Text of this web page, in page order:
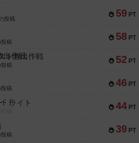
59 PT
投稿
58 PT
投稿
52 PT
ト救出作戦
投稿
46 PT
投稿
44 PT
ライト
39 PT
稿